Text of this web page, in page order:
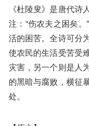
《杜陵叟》是唐代诗人
注：“伤农夫之困矣
活的困苦。全诗可分
使农民的生活受苦受
灾害，另一个则是人
的黑暗与腐败，横征
处。